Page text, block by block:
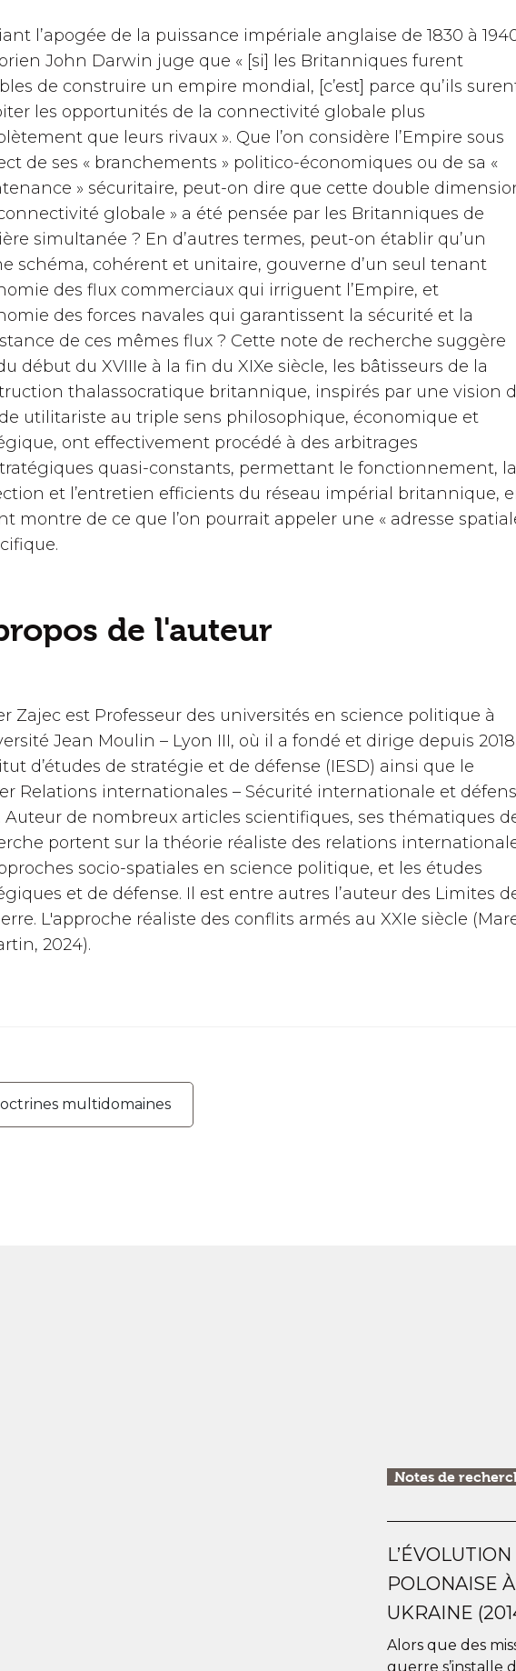
l’apogée de la puissance impériale anglaise de 1830 à
John Darwin juge que « [si] les Britanniques furent
de construire un empire mondial, [c’est] parce qu’ils
les opportunités de la connectivité globale plus
que leurs rivaux ». Que l’on considère l’Empire sous
de ses « branchements » politico-économiques ou de sa «
» sécuritaire, peut-on dire que cette double
globale » a été pensée par les Britanniques de
simultanée ? En d’autres termes, peut-on établir qu’un
schéma, cohérent et unitaire, gouverne d’un seul tenant
des flux commerciaux qui irriguent l’Empire, et
des forces navales qui garantissent la sécurité et la
de ces mêmes flux ? Cette note de recherche suggère
début du XVIIIe à la fin du XIXe siècle, les bâtisseurs de la
thalassocratique britannique, inspirés par une vision
utilitariste au triple sens philosophique, économique et
ont effectivement procédé à des arbitrages
quasi-constants, permettant le fonctionnement, la
et l’entretien efficients du réseau impérial britannique,
montre de ce que l’on pourrait appeler une « adresse
de l'auteur
Zajec est Professeur des universités en science politique à
Jean Moulin – Lyon III, où il a fondé et dirige depuis 2018
d’études de stratégie et de défense (IESD) ainsi que le
Relations internationales – Sécurité internationale et
Auteur de nombreux articles scientifiques, ses thématiques
portent sur la théorie réaliste des relations
socio-spatiales en science politique, et les études
et de défense. Il est entre autres l’auteur des Limites
L'approche réaliste des conflits armés au XXIe siècle
2024).
multidomaines
Notes de
POLONAISE
UKRAINE
Alors que des
guerre s’installe